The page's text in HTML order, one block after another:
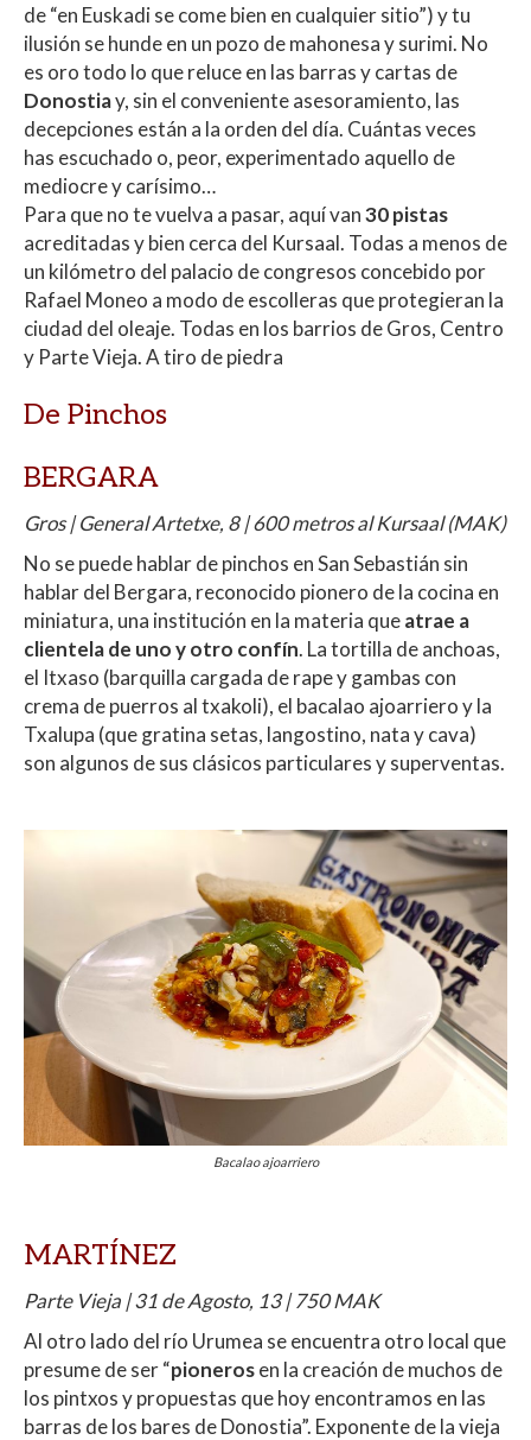
de “en Euskadi se come bien en cualquier sitio”) y tu
ilusión se hunde en un pozo de mahonesa y surimi. No
es oro todo lo que reluce en las barras y cartas de
Donostiay, sin el conveniente asesoramiento, las
decepciones están a la orden del día. Cuántas veces
has escuchado o, peor, experimentado aquello de
mediocre y carísimo…
Para que no te vuelva a pasar, aquí van30 pistas
acreditadas y bien cerca del Kursaal. Todas a menos de
un kilómetro del palacio de congresos concebido por
Rafael Moneo a modo de escolleras que protegieran la
ciudad del oleaje. Todas en los barrios de Gros, Centro
y Parte Vieja. A tiro de piedra
De Pinchos
BERGARA
Gros | General Artetxe, 8 | 600 metros al Kursaal (MAK)
No se puede hablar de pinchos en San Sebastián sin
hablar del Bergara, reconocido pionero de la cocina en
miniatura, una institución en la materia queatrae a
clientela de uno y otro confín. La tortilla de anchoas,
el Itxaso (barquilla cargada de rape y gambas con
crema de puerros al txakoli), el bacalao ajoarriero y la
Txalupa (que gratina setas, langostino, nata y cava)
son algunos de sus clásicos particulares y superventas.
Bacalao ajoarriero
MARTÍNEZ
Parte Vieja | 31 de Agosto, 13 | 750 MAK
Al otro lado del río Urumea se encuentra otro local que
presume de ser “pionerosen la creación de muchos de
los pintxos y propuestas que hoy encontramos en las
barras de los bares de Donostia”. Exponente de la vieja